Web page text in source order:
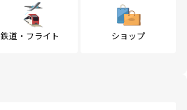
鉄道・フライト ショップ